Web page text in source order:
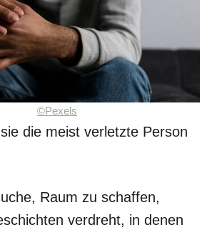
©Pexels
die meist verletzte Person
Raum zu schaffen,
verdreht, in denen